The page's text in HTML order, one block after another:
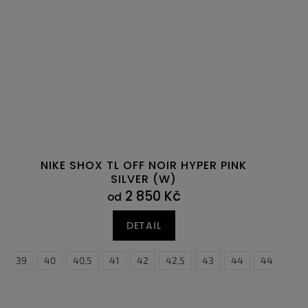
NIKE SHOX TL OFF NOIR HYPER PINK
SILVER (W)
od 2 850 Kč
DETAIL
39 40 40,5 41 42 42,5 43 44 44,5